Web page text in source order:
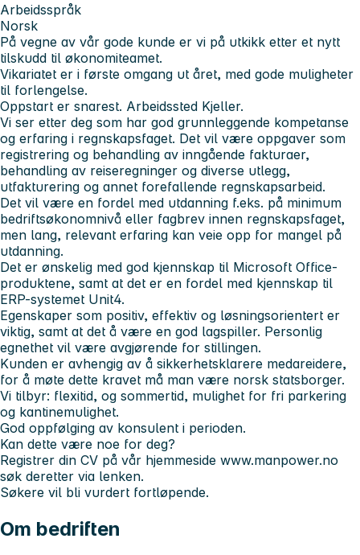
Arbeidsspråk
Norsk
På vegne av vår gode kunde er vi på utkikk etter et nytt
tilskudd til økonomiteamet.
Vikariatet er i første omgang ut året, med gode muligheter
til forlengelse.
Oppstart er snarest. Arbeidssted Kjeller.
Vi ser etter deg som har god grunnleggende kompetanse
og erfaring i regnskapsfaget. Det vil være oppgaver som
registrering og behandling av inngående fakturaer,
behandling av reiseregninger og diverse utlegg,
utfakturering og annet forefallende regnskapsarbeid.
Det vil være en fordel med utdanning f.eks. på minimum
bedriftsøkonomnivå eller fagbrev innen regnskapsfaget,
men lang, relevant erfaring kan veie opp for mangel på
utdanning.
Det er ønskelig med god kjennskap til Microsoft Office-
produktene, samt at det er en fordel med kjennskap til
ERP-systemet Unit4.
Egenskaper som positiv, effektiv og løsningsorientert er
viktig, samt at det å være en god lagspiller. Personlig
egnethet vil være avgjørende for stillingen.
Kunden er avhengig av å sikkerhetsklarere medareidere,
for å møte dette kravet må man være norsk statsborger.
Vi tilbyr: flexitid, og sommertid, mulighet for fri parkering
og kantinemulighet.
God oppfølging av konsulent i perioden.
Kan dette være noe for deg?
Registrer din CV på vår hjemmeside www.manpower.no
søk deretter via lenken.
Søkere vil bli vurdert fortløpende.
Om bedriften